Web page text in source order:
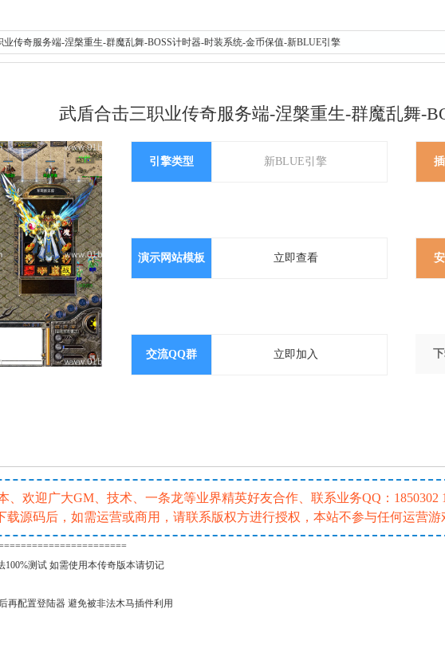
业传奇服务端-涅槃重生-群魔乱舞-BOSS计时器-时装系统-金币保值-新BLUE引擎
武盾合击三职业传奇服务端-涅槃重生-群魔乱舞-
引擎类型 新BLUE引擎
演示网站模板 立即查看
交流QQ群 立即加入
、欢迎广大GM、技术、一条龙等业界精英好友合作、联系业务QQ：
载源码后，如需运营或商用，请联系版权方进行授权，本站不参与任何运营
测试 如需使用本传奇版本请切记
再配置登陆器 避免被非法木马插件利用